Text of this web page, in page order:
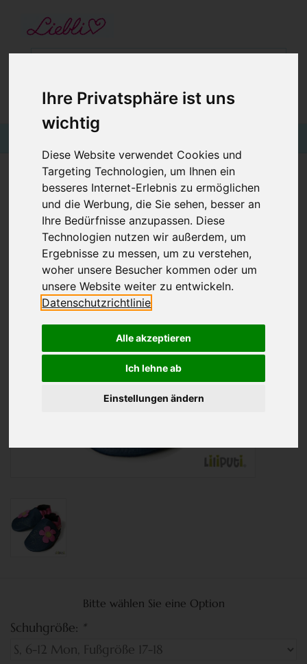
Ihre Privatsphäre ist uns
wichtig
Diese Website verwendet Cookies und
Targeting Technologien, um Ihnen ein
besseres Internet-Erlebnis zu ermöglichen
und die Werbung, die Sie sehen, besser an
Ihre Bedürfnisse anzupassen. Diese
Technologien nutzen wir außerdem, um
Ergebnisse zu messen, um zu verstehen,
woher unsere Besucher kommen oder um
unsere Website weiter zu entwickeln.
Datenschutzrichtlinie
Alle akzeptieren
Ich lehne ab
Einstellungen ändern
€0,00
STARTSEITE
BABYKLEIDUNG
KINDERMODE
BLOG
LILIPUTI LEDERPATSCHEN BLUME
DUNKELBLAU PINK
Bitte wählen Sie eine Option
Schuhgröße: *